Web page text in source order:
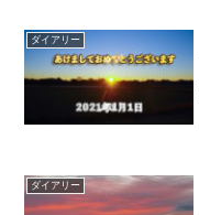
ダイアリー
ダイアリー